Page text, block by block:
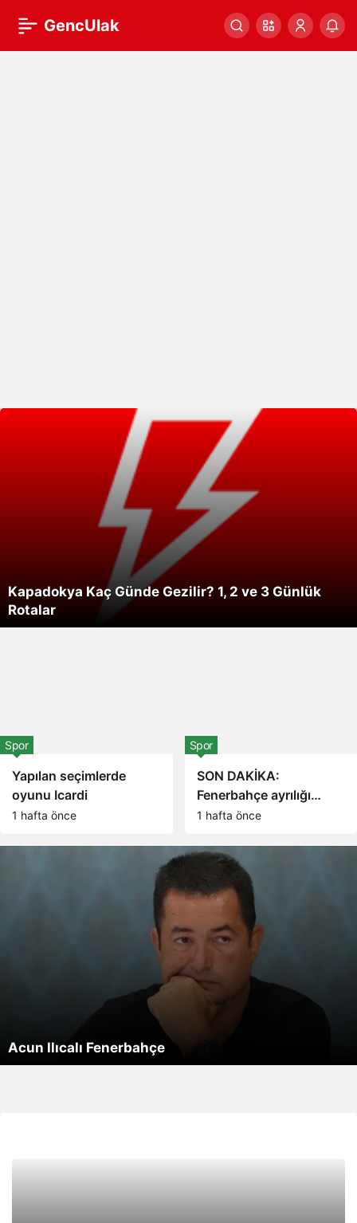
GencUlak
Genculak
Kapadokya Kaç Günde Gezilir? 1, 2 ve 3 Günlük
Rotalar
Nevşehir Yöresel Yemekleri ve Lezzetleri
Seçim sonuçları sonrası Cem Küçük
Manchester United gitmesine izin verdi! Eriksen
Acun Ilıcalı Fenerbahçe
Spor
Yapılan seçimlerde
oyunu Icardi
1 hafta önce
Spor
SON DAKİKA:
Fenerbahçe ayrılığı
resmen açıkladı! Sarı-
Crespo
1 hafta önce
Acun Ilıcalı Fenerbahçe
Serenay Sarıkaya, oy kullanmaya Adana Demirspor
formasıyla geldi!
31 Mart seçimlerinde Mauro Icardi sürprizi! Mührü
Arjantinli yıldıza bastı
Yunanistan
Yapılan seçimlerde oyunu Icardi